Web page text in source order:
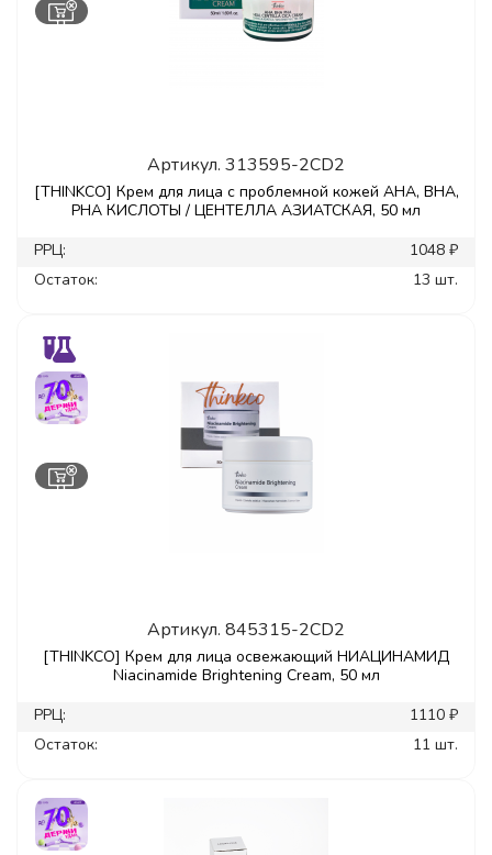
Артикул. 313595-2CD2
[THINKCO] Крем для лица с проблемной кожей AHA, BHA,
PHA КИСЛОТЫ / ЦЕНТЕЛЛА АЗИАТСКАЯ, 50 мл
РРЦ:
1048 ₽
Остаток:
13 шт.
Артикул. 845315-2CD2
[THINKCO] Крем для лица освежающий НИАЦИНАМИД
Niacinamide Brightening Cream, 50 мл
РРЦ:
1110 ₽
Остаток:
11 шт.